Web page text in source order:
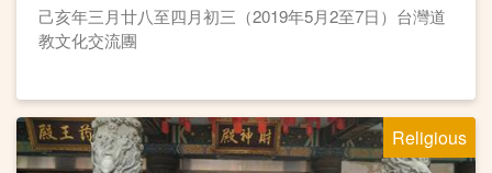
己亥年三月廿八至四月初三（2019年5月2至7日）台灣道
教文化交流團
Religious